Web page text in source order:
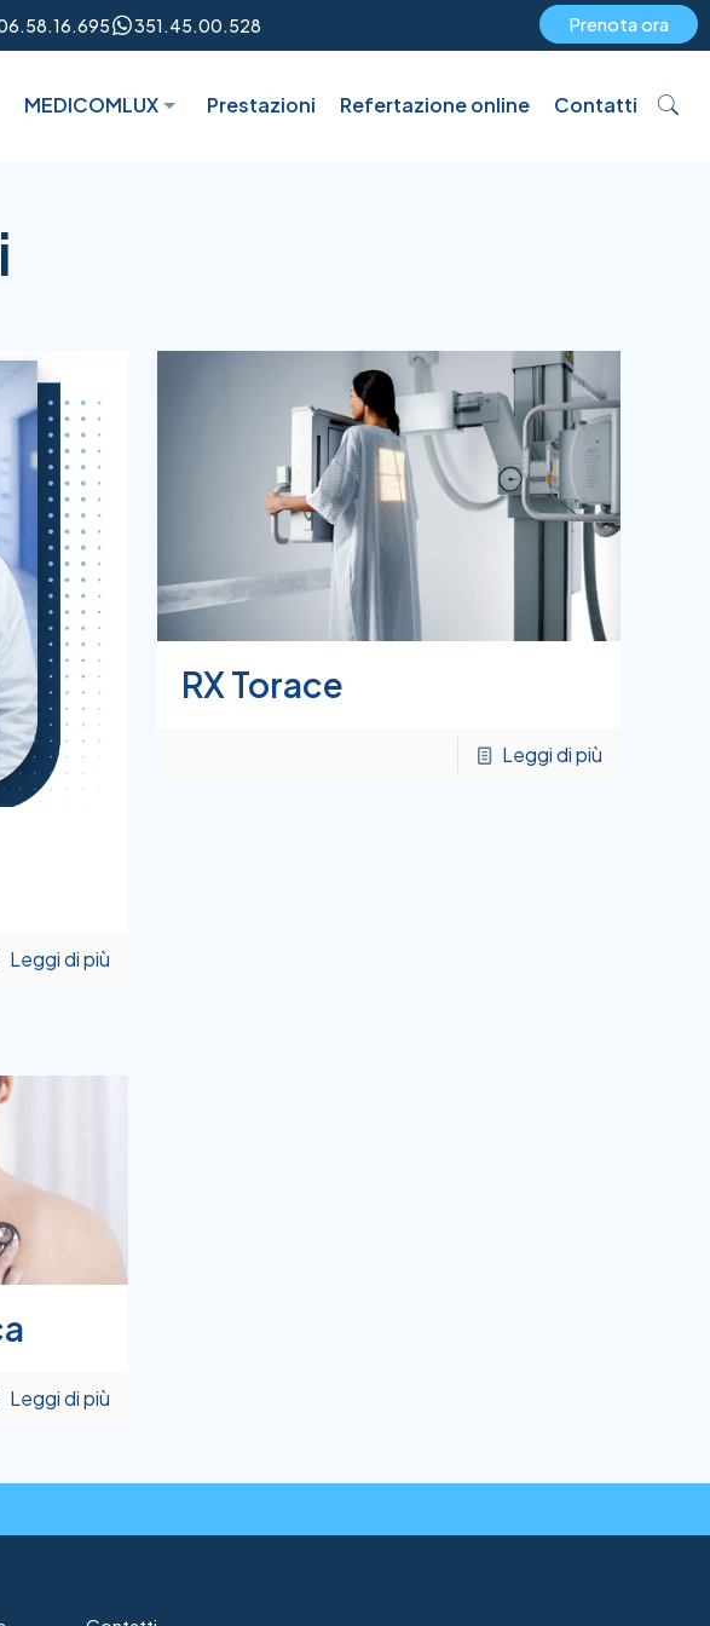
351.45.00.528 Prenota ora
MEDICOMLUX Prestazioni Refertazione online Contatti
Leggi di più
RX Torace
Leggi di più
Leggi di più